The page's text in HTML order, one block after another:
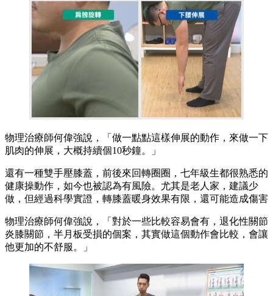
​​​​​​​​物理治療師何偉強說，「做一點點這樣伸展的動作，來做一下
肌肉的伸展，大概持續個10秒鐘。」
還有一種雙手壓膝蓋，前後來回轉圈圈，七年級生都很熟悉的
健康操動作，如今也被認為有風險。尤其是老人家，建議少
做，但經過科學實證，轉膝蓋暖身效果有限，還可能造成傷害
物理治療師何偉強說，「對於一些比較容易會有，退化性關節
炎膝關節，半月板受損的個案，其實做這個動作會比較，會讓
他更加的不舒服。」